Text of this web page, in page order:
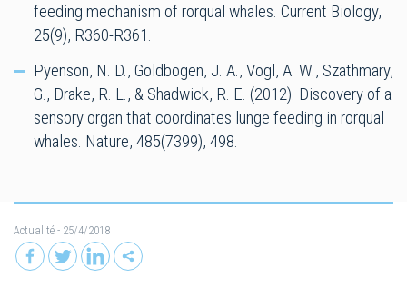
feeding mechanism of rorqual whales. Current Biology,
25(9), R360-R361.
Pyenson, N. D., Goldbogen, J. A., Vogl, A. W., Szathmary,
G., Drake, R. L., & Shadwick, R. E. (2012). Discovery of a
sensory organ that coordinates lunge feeding in rorqual
whales. Nature, 485(7399), 498.
Actualité - 25/4/2018